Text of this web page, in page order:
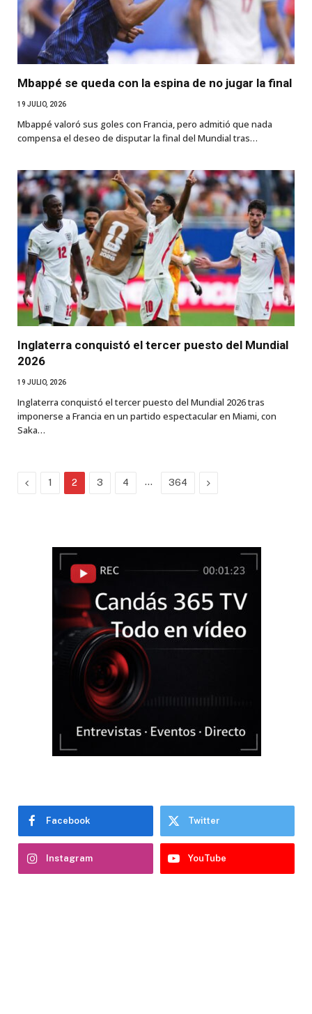
Mbappé se queda con la espina de no jugar la final
19 JULIO, 2026
Mbappé valoró sus goles con Francia, pero admitió que nada
compensa el deseo de disputar la final del Mundial tras…
Inglaterra conquistó el tercer puesto del Mundial
2026
19 JULIO, 2026
Inglaterra conquistó el tercer puesto del Mundial 2026 tras
imponerse a Francia en un partido espectacular en Miami, con
Saka…
Previous
1 2 3 4 … 364 Next
Facebook Twitter
Instagram YouTube